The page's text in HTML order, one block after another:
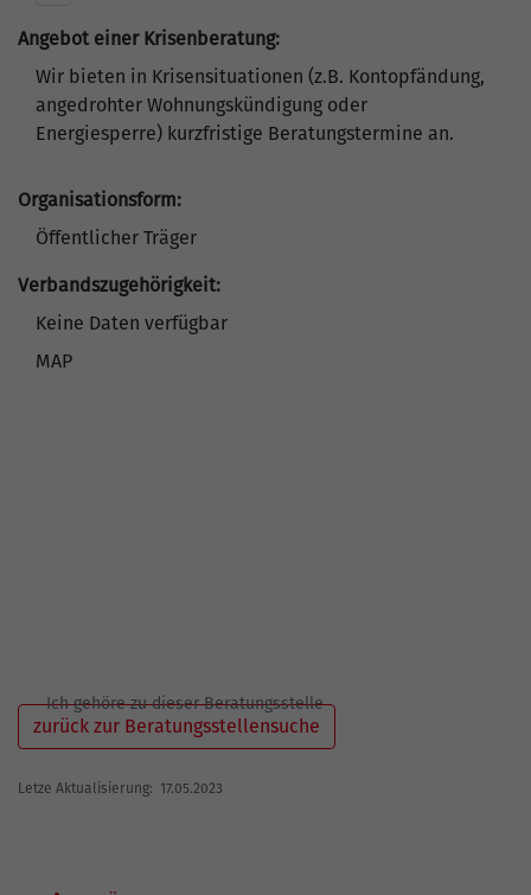
Angebot einer Krisenberatung:
Wir bieten in Krisensituationen (z.B. Kontopfändung,
angedrohter Wohnungskündigung oder
Energiesperre) kurzfristige Beratungstermine an.
Organisationsform:
Öffentlicher Träger
Verbandszugehörigkeit:
Keine Daten verfügbar
MAP
Ich gehöre zu dieser Beratungsstelle
zurück zur Beratungsstellensuche
Letze Aktualisierung: 17.05.2023